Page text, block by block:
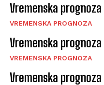
Vremenska
VREMENSKA PROGNOZA
Vremenska
VREMENSKA PROGNOZA
Vremenska